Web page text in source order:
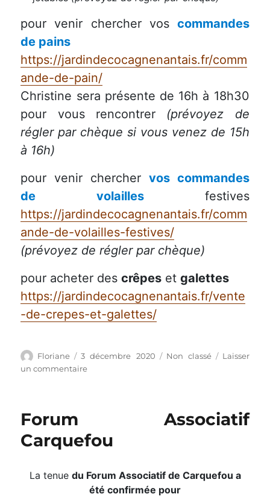
pour venir chercher vos commandes
de pains
https://jardindecocagnenantais.fr/comm
ande-de-pain/
Christine sera présente de 16h à 18h30
pour vous rencontrer (prévoyez de
régler par chèque si vous venez de 15h
à 16h)
pour venir chercher vos commandes
de volaillesfestives
https://jardindecocagnenantais.fr/comm
ande-de-volailles-festives/
(prévoyez de régler par chèque)
pour acheter descrêpes etgalettes
https://jardindecocagnenantais.fr/vente
-de-crepes-et-galettes/
Auteur
Floriane
Publié
le
3 décembre 2020 Catégories
Non classé
Laisser
un commentairesur
Forum Associatif
Carquefou
La tenue du Forum Associatif de Carquefou a
été confirmée pour